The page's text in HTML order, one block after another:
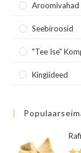
Aroomivahad
Seebiroosid
"Tee Ise"
Kingiideed